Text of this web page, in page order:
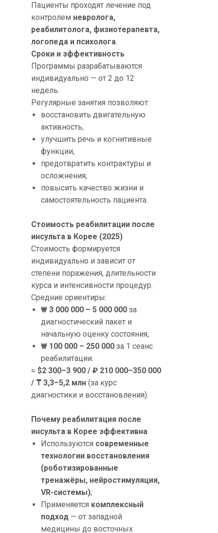
Пациенты проходят лечение под
контролем невролога,
реабилитолога, физиотерапевта,
логопеда и психолога.
Сроки и эффективность
Программы разрабатываются
индивидуально — от 2 до 12
недель.
Регулярные занятия позволяют:
восстановить двигательную
активность,
улучшить речь и когнитивные
функции,
предотвратить контрактуры и
осложнения,
повысить качество жизни и
самостоятельность пациента.
Стоимость реабилитации после
инсульта в Корее (2025)
Стоимость формируется
индивидуально и зависит от
степени поражения, длительности
курса и интенсивности процедур.
Средние ориентиры:
₩ 3 000 000 – 5 000 000 за
диагностический пакет и
начальную оценку состояния,
₩ 100 000 – 250 000 за 1 сеанс
реабилитации.
≈ $2 300–3 900 / ₽ 210 000–350 000
/ ₸ 3,3–5,2 млн (за курс
диагностики и восстановления).
Почему реабилитация после
инсульта в Корее эффективна
Используются современные
технологии восстановления
(роботизированные
тренажёры, нейростимуляция,
VR-системы);
Применяется комплексный
подход — от западной
медицины до восточных